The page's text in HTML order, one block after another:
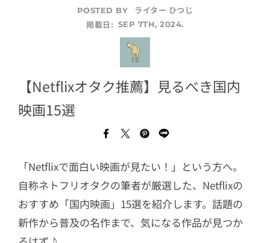
POSTED BY
ライター ひつじ
掲載日: SEP 7TH, 2024.
【Netflixオタク推薦】見るべき国内
映画15選
「Netflixで面白い映画が見たい！」という方へ。
自称ネトフリオタクの筆者が厳選した、Netflixの
おすすめ「国内映画」15選を紹介します。話題の
新作から普及の名作まで、気になる作品が見つか